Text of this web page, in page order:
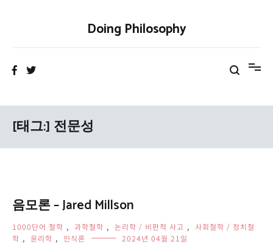
Doing Philosophy
[태그:] 전문성
음모론 – Jared Millson
1000단어 철학 , 과학철학 , 논리학 / 비판적 사고 , 사회철학 / 정치철
학 , 윤리학 , 인식론 2024년 04월 21일